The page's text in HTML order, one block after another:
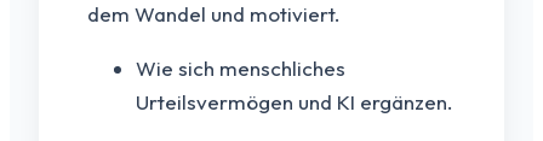
dem Wandel und motiviert.
Wie sich menschliches
Urteilsvermögen und KI ergänzen.